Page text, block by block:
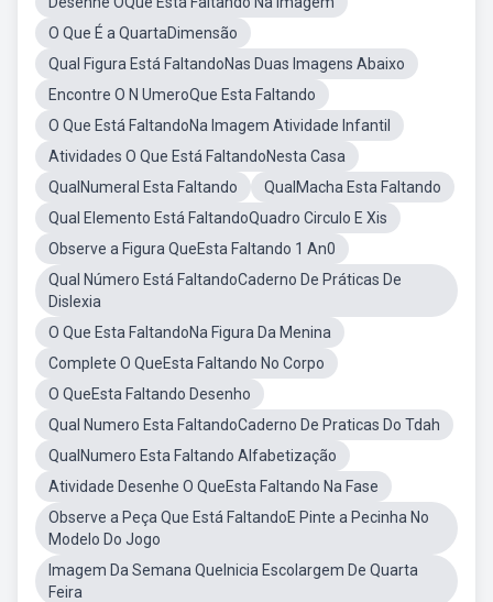
O Que É a QuartaDimensão
Qual Figura Está FaltandoNas Duas Imagens Abaixo
Encontre O N UmeroQue Esta Faltando
O Que Está FaltandoNa Imagem Atividade Infantil
Atividades O Que Está FaltandoNesta Casa
QualNumeral Esta Faltando
QualMacha Esta Faltando
Qual Elemento Está FaltandoQuadro Circulo E Xis
Observe a Figura QueEsta Faltando 1 An0
Qual Número Está FaltandoCaderno De Práticas De
Dislexia
O Que Esta FaltandoNa Figura Da Menina
Complete O QueEsta Faltando No Corpo
O QueEsta Faltando Desenho
Qual Numero Esta FaltandoCaderno De Praticas Do Tdah
QualNumero Esta Faltando Alfabetização
Atividade Desenhe O QueEsta Faltando Na Fase
Observe a Peça Que Está FaltandoE Pinte a Pecinha No
Modelo Do Jogo
Imagem Da Semana QueInicia Escolargem De Quarta
Feira